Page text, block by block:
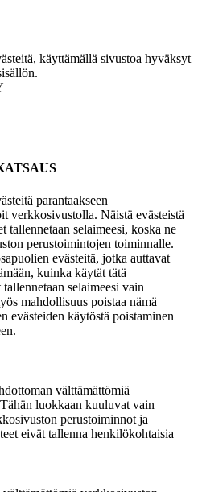
käyttämällä sivustoa hyväksyt
parantaakseen
verkkosivustolla. Näistä evästeistä
tallennetaan selaimeesi, koska ne
perustoimintojen toiminnalle.
evästeitä, jotka auttavat
kuinka käytät tätä
selaimeesi vain
mahdollisuus poistaa nämä
evästeiden käytöstä poistaminen
välttämättömiä
luokkaan kuuluvat vain
perustoiminnot ja
eivät tallenna henkilökohtaisia